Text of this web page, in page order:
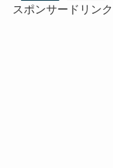
スポンサードリンク